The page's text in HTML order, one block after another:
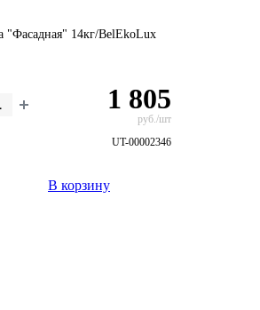
"Фасадная" 14кг/BelEkoLux
1 805
руб./шт
UT-00002346
В корзину